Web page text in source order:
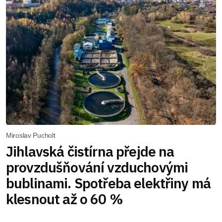
Miroslav Pucholt
Jihlavská čistírna přejde na
provzdušňování vzduchovými
bublinami. Spotřeba elektřiny má
klesnout až o 60 %